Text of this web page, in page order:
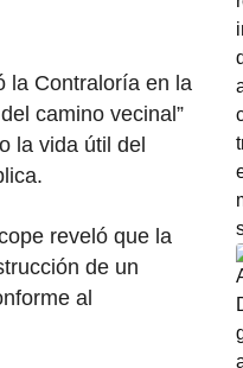
la Contraloría en la
camino vecinal”
la vida útil del
reveló que la
de un
al